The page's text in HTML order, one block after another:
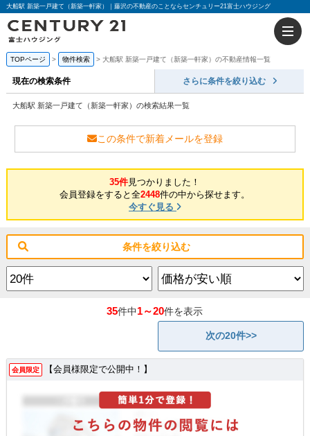
大船駅 新築一戸建て（新築一軒家）｜藤沢の不動産のことならセンチュリー21富士ハウジング
TOPページ 物件検索 大船駅 新築一戸建て（新築一軒家）の不動産情報一覧
現在の検索条件 さらに条件を絞り込む
大船駅 新築一戸建て（新築一軒家）の検索結果一覧
この条件で新着メールを登録
35件見つかりました！
会員登録をすると全2448件の中から探せます。
今すぐ見る
条件を絞り込む
35件中1～20件を表示
次の20件>>
会員限定 【会員様限定で公開中！】